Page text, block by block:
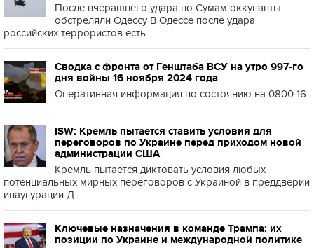
После вчерашнего удара по Сумам оккупанты
обстреляли Одессу В Одессе после удара
российских террористов есть ...
Сводка с фронта от Генштаба ВСУ на утро 997-го
дня войны 16 ноября 2024 года
Оперативная информация по состоянию на 0800 16
ISW: Кремль пытается ставить условия для
переговоров по Украине перед приходом новой
администрации США
Кремль пытается диктовать условия любых
потенциальных мирных переговоров с Украиной в преддверии
инаугурации Д...
Ключевые назначения в команде Трампа: их
позиции по Украине и международной политике